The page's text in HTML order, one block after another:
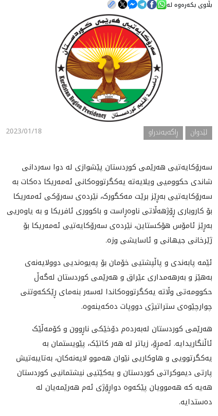
بڵاوی بکەرەوە لە
2023/01/18 لێدوان ڕاگەیەندراو
سەرۆکایەتیی هەرێمی کوردستان پێشوازی لە دوا سەردانی
شاندی حکوومیی ویلایەتە یەکگرتووەکانی ئەمەریکا ده‌كات بە
سەرۆکایەتیی بەڕێز برێت مەکگورک، نێردەی سەرۆکی ئەمەریکا
بۆ کاروباری ڕۆژهەڵاتی ناوەڕاست و باکووری ئافریکا و به‌ ياوه‌ريى
بەڕێز ئامۆس هۆکستاین، نێردەی سەرۆکایەتیی ئەمەریکا بۆ
ژێرخانی جیهانی و ئاسایشی وزە.
ئێمە پابەندی و پاڵپشتیی خۆمان بۆ په‌يوەندیی دوولایەنەی
بەهێز و بەرهەمدارى عێراق و هەرێمی کوردستان له‌گه‌ڵ
حکوومەتی وڵاته‌ یەکگرتووەکاندا لەسەر بنەمای ڕێککەوتنی
چوارچێوەی ستراتیژی دووپات دەکەینەوە.
هەرێمی کوردستان لەبەردەم دۆخێکی ناڕوون و کۆمەڵێک
ئاڵنگاریدایە. ئەمڕۆ، زیاتر لە هەر کاتێک، پێویستمان بە
یەکگرتوویی و هاوکاریی نێوان هەموو لایەنەکان، بەتایبەتيش
پارتی دیموکراتی کوردستان و یەکێتیی نیشتمانیی کوردستان
هەیە کە هه‌موویان پێکەوە دواڕۆژی ئەم هەرێمەیان لە
دەستدایە.